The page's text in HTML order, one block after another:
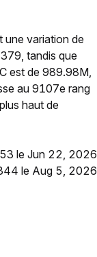
une variation de
tandis que
est de 989.98M,
au 9107e rang
haut de
le Jun 22, 2026
le Aug 5, 2026